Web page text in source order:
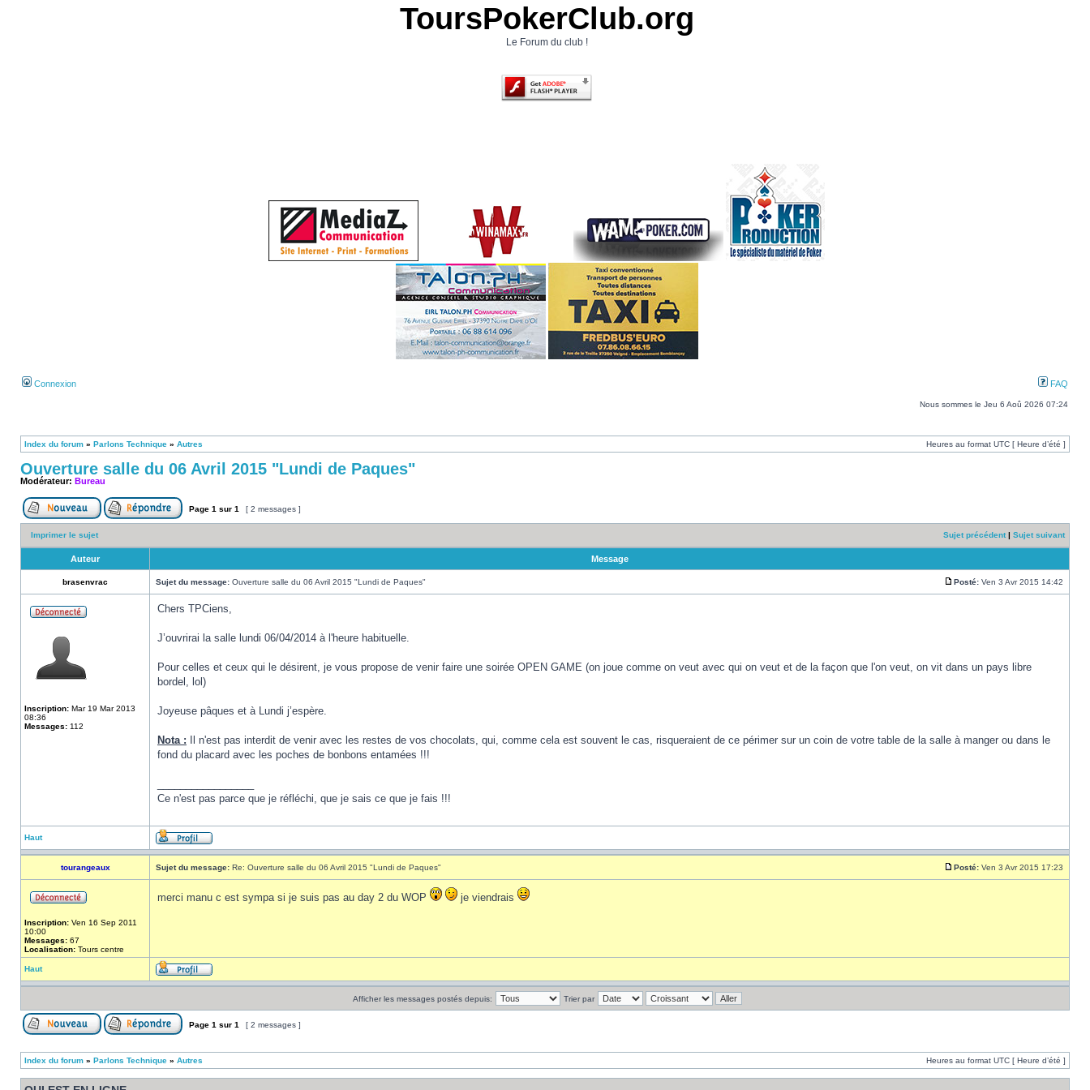
ToursPokerClub.org
Le Forum du club !
Connexion FAQ
Nous sommes le Jeu 6 Aoû 2026 07:24
Index du forum » Parlons Technique » Autres Heures au format UTC [ Heure d’été ]
Ouverture salle du 06 Avril 2015 "Lundi de Paques"
Modérateur: Bureau
Page 1 sur 1 [ 2 messages ]
Imprimer le sujet Sujet précédent| Sujet suivant
Auteur Message
brasenvrac Sujet du message: Ouverture salle du 06 Avril 2015 "Lundi de Paques" Posté: Ven 3 Avr 2015 14:42
Inscription: Mar 19 Mar 2013
08:36
Messages: 112
Chers TPCiens,
J’ouvrirai la salle lundi 06/04/2014 à l'heure habituelle.
Pour celles et ceux qui le désirent, je vous propose de venir faire une soirée OPEN GAME (on joue comme on veut avec qui on veut et de la façon que l'on veut, on vit dans un pays libre
bordel, lol)
Joyeuse pâques et à Lundi j’espère.
Nota : Il n'est pas interdit de venir avec les restes de vos chocolats, qui, comme cela est souvent le cas, risqueraient de ce périmer sur un coin de votre table de la salle à manger ou dans le
fond du placard avec les poches de bonbons entamées !!!
Ce n'est pas parce que je réfléchi, que je sais ce que je fais !!!
Haut
tourangeaux Sujet du message: Re: Ouverture salle du 06 Avril 2015 "Lundi de Paques" Posté: Ven 3 Avr 2015 17:23
Inscription: Ven 16 Sep 2011
10:00
Messages: 67
Localisation: Tours centre
merci manu c est sympa si je suis pas au day 2 du WOP je viendrais
Haut
Afficher les messages postés depuis: Trier par
Page 1 sur 1 [ 2 messages ]
Index du forum » Parlons Technique » Autres Heures au format UTC [ Heure d’été ]